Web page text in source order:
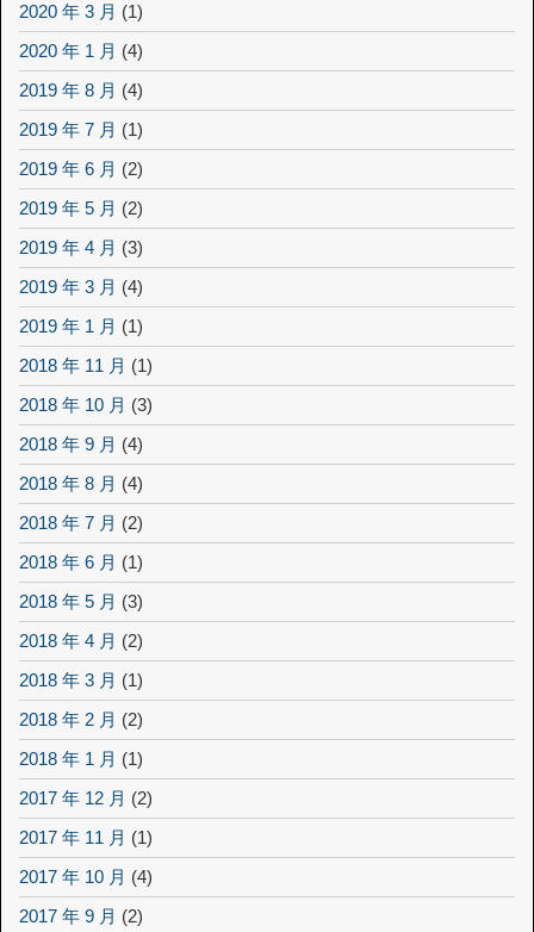
2020 年 3 月 (1)
2020 年 1 月 (4)
2019 年 8 月 (4)
2019 年 7 月 (1)
2019 年 6 月 (2)
2019 年 5 月 (2)
2019 年 4 月 (3)
2019 年 3 月 (4)
2019 年 1 月 (1)
2018 年 11 月 (1)
2018 年 10 月 (3)
2018 年 9 月 (4)
2018 年 8 月 (4)
2018 年 7 月 (2)
2018 年 6 月 (1)
2018 年 5 月 (3)
2018 年 4 月 (2)
2018 年 3 月 (1)
2018 年 2 月 (2)
2018 年 1 月 (1)
2017 年 12 月 (2)
2017 年 11 月 (1)
2017 年 10 月 (4)
2017 年 9 月 (2)